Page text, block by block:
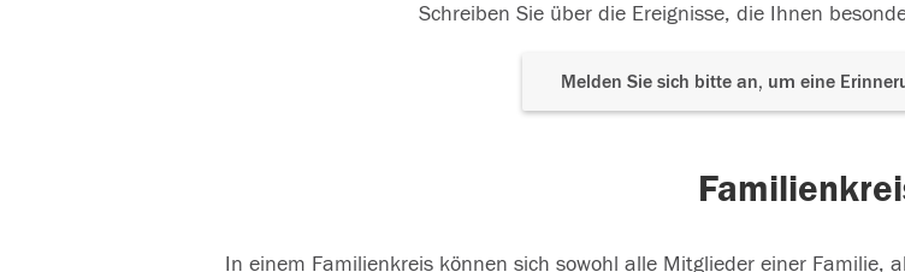
Schreiben Sie über die Ereignisse, die Ihnen
Melden Sie sich bitte an, um eine
In einem Familienkreis können sich sowohl alle Mitglieder einer Familie,